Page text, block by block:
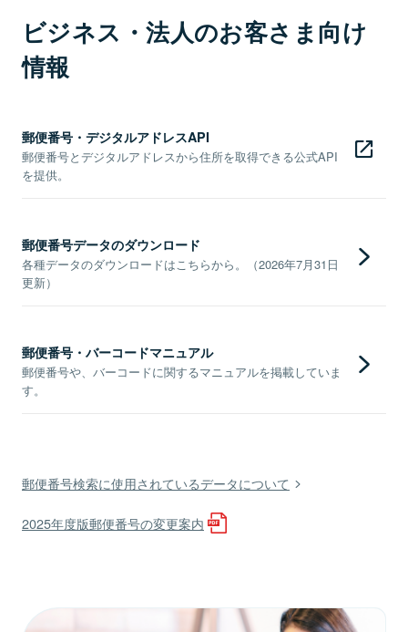
ビジネス・法人のお客さま向け
情報
郵便番号・デジタルアドレスAPI
郵便番号とデジタルアドレスから住所を取得できる公式API
を提供。
郵便番号データのダウンロード
各種データのダウンロードはこちらから。（2026年7月31日
更新）
郵便番号・バーコードマニュアル
郵便番号や、バーコードに関するマニュアルを掲載していま
す。
郵便番号検索に使用されているデータについて
2025年度版郵便番号の変更案内